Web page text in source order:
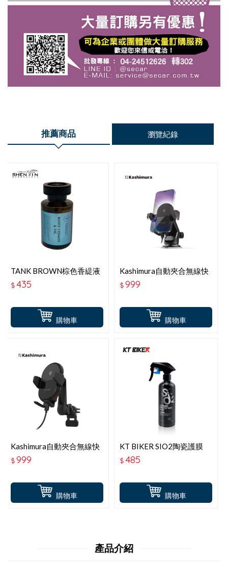
推薦商品 瀏覽紀錄
購物車
TANK BROWN棕色香緹液
體車用香氛-15635白日秋
櫻
$435
購物車
Kashimura自動夾合無線快
充吸盤型手機支架-15W-
KW-30
$999
購物車
Kashimura自動夾合無線快
充冷氣口手機支架-15W-
KW-29
$999
購物車
KT BIKER SIO2陶瓷護膜
300ML
$485
產品介紹